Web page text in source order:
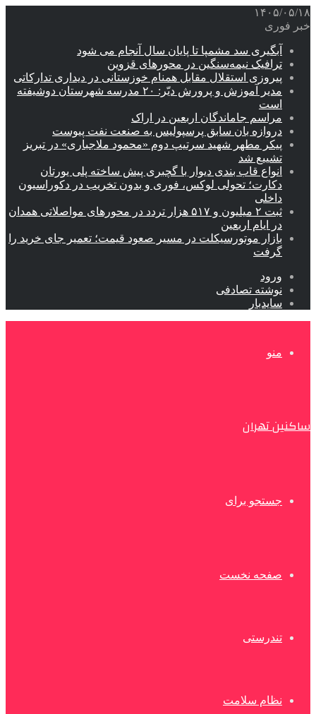
۱۴۰۵/۰۵/۱۸
خبر فوری
آبگیری سد مشمپا تا پایان سال آنجام می شود
ترافیک نیمه‌سنگین در محورهای قزوین
پیروزی استقلال مقابل همنام خوزستانی در دیداری تدارکاتی
مدیر آموزش و پرورش دیّر: ۲۰ مدرسه شهرستان دوشیفته
است
مراسم جاماندگان اربعین در اراک
دروازه بان سابق پرسپولیس به صنعت نفت پیوست
پیکر مطهر شهید سرتیپ دوم «محمود ملاجباری» در تبریز
تشییع شد
انواع قاب بندی دیوار با گچبری پیش ساخته پلی یورتان
دکارت؛ تحولی لوکس، فوری و بدون تخریب در دکوراسیون
داخلی
ثبت ۲ میلیون و ۵۱۷ هزار تردد در محورهای مواصلاتی همدان
در ایام اربعین
بازار موتورسیکلت در مسیر صعود قیمت؛ تعمیر جای خرید را
گرفت
ورود
نوشته تصادفی
سایدبار
منو
ساکنین تهران
جستجو برای
صفحه نخست
تندرستی
نظام سلامت